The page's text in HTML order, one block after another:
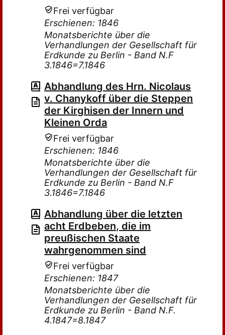
Frei verfügbar
Erschienen: 1846
Monatsberichte über die
Verhandlungen der Gesellschaft für
Erdkunde zu Berlin - Band N.F
3.1846=7.1846
Abhandlung des Hrn. Nicolaus
v. Chanykoff über die Steppen
der Kirghisen der Innern und
Kleinen Orda
Frei verfügbar
Erschienen: 1846
Monatsberichte über die
Verhandlungen der Gesellschaft für
Erdkunde zu Berlin - Band N.F
3.1846=7.1846
Abhandlung über die letzten
acht Erdbeben, die im
preußischen Staate
wahrgenommen sind
Frei verfügbar
Erschienen: 1847
Monatsberichte über die
Verhandlungen der Gesellschaft für
Erdkunde zu Berlin - Band N.F.
4.1847=8.1847